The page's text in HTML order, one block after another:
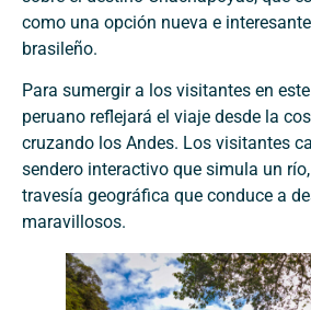
como una opción nueva e
brasileño.
Para sumergir a los visitantes en
peruano reflejará el viaje desde la
cruzando los Andes. Los visitantes
sendero interactivo que simula un
travesía geográfica que conduce a
maravillosos.